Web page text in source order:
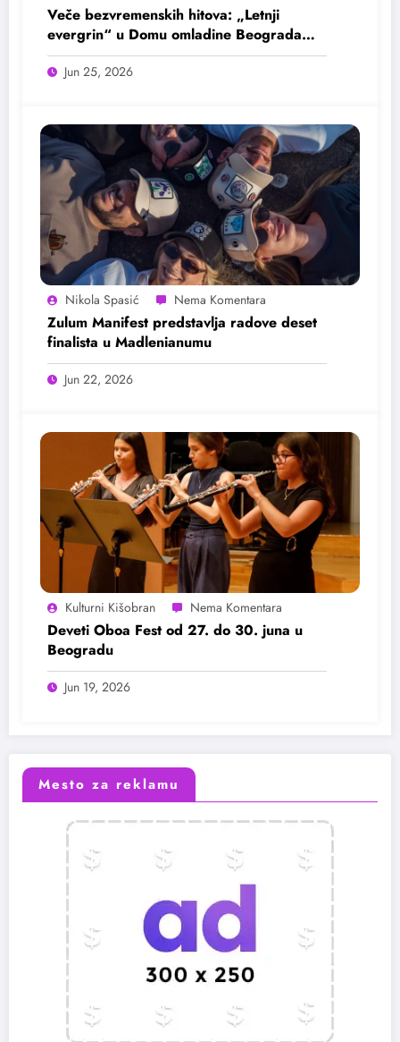
Veče bezvremenskih hitova: „Letnji
evergrin“ u Domu omladine Beograda
25. juna
Jun 25, 2026
Nikola Spasić
Zulum Manifest predstavlja radove deset
finalista u Madlenianumu
Jun 22, 2026
Kulturni Kišobran
Deveti Oboa Fest od 27. do 30. juna u
Beogradu
Jun 19, 2026
Mesto za reklamu